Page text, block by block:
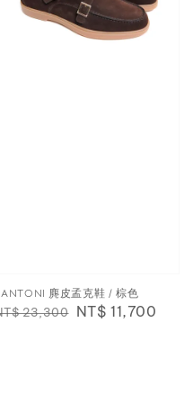
麂皮孟克鞋 / 棕色
23,300 Sale
NT$ 11,700